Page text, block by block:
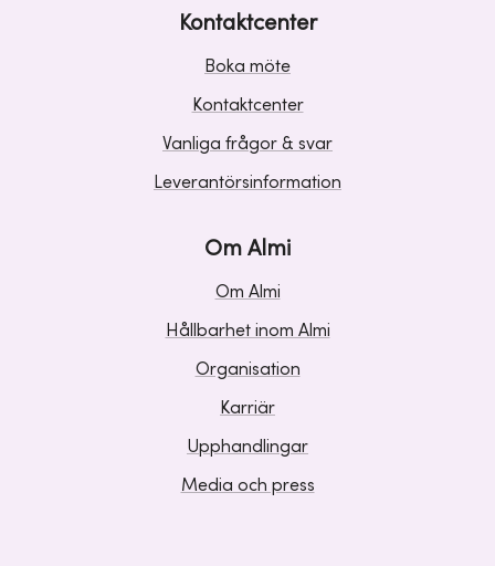
Kontaktcenter
Boka möte
Kontaktcenter
Vanliga frågor & svar
Leverantörsinformation
Om Almi
Om Almi
Hållbarhet inom Almi
Organisation
Karriär
Upphandlingar
Media och press